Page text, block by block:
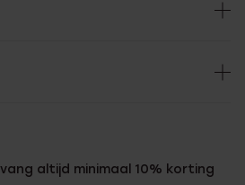
altijd minimaal 10% korting